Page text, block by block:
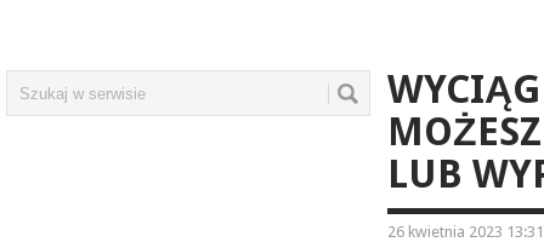
LUB
26 kwietnia 2023 13:31